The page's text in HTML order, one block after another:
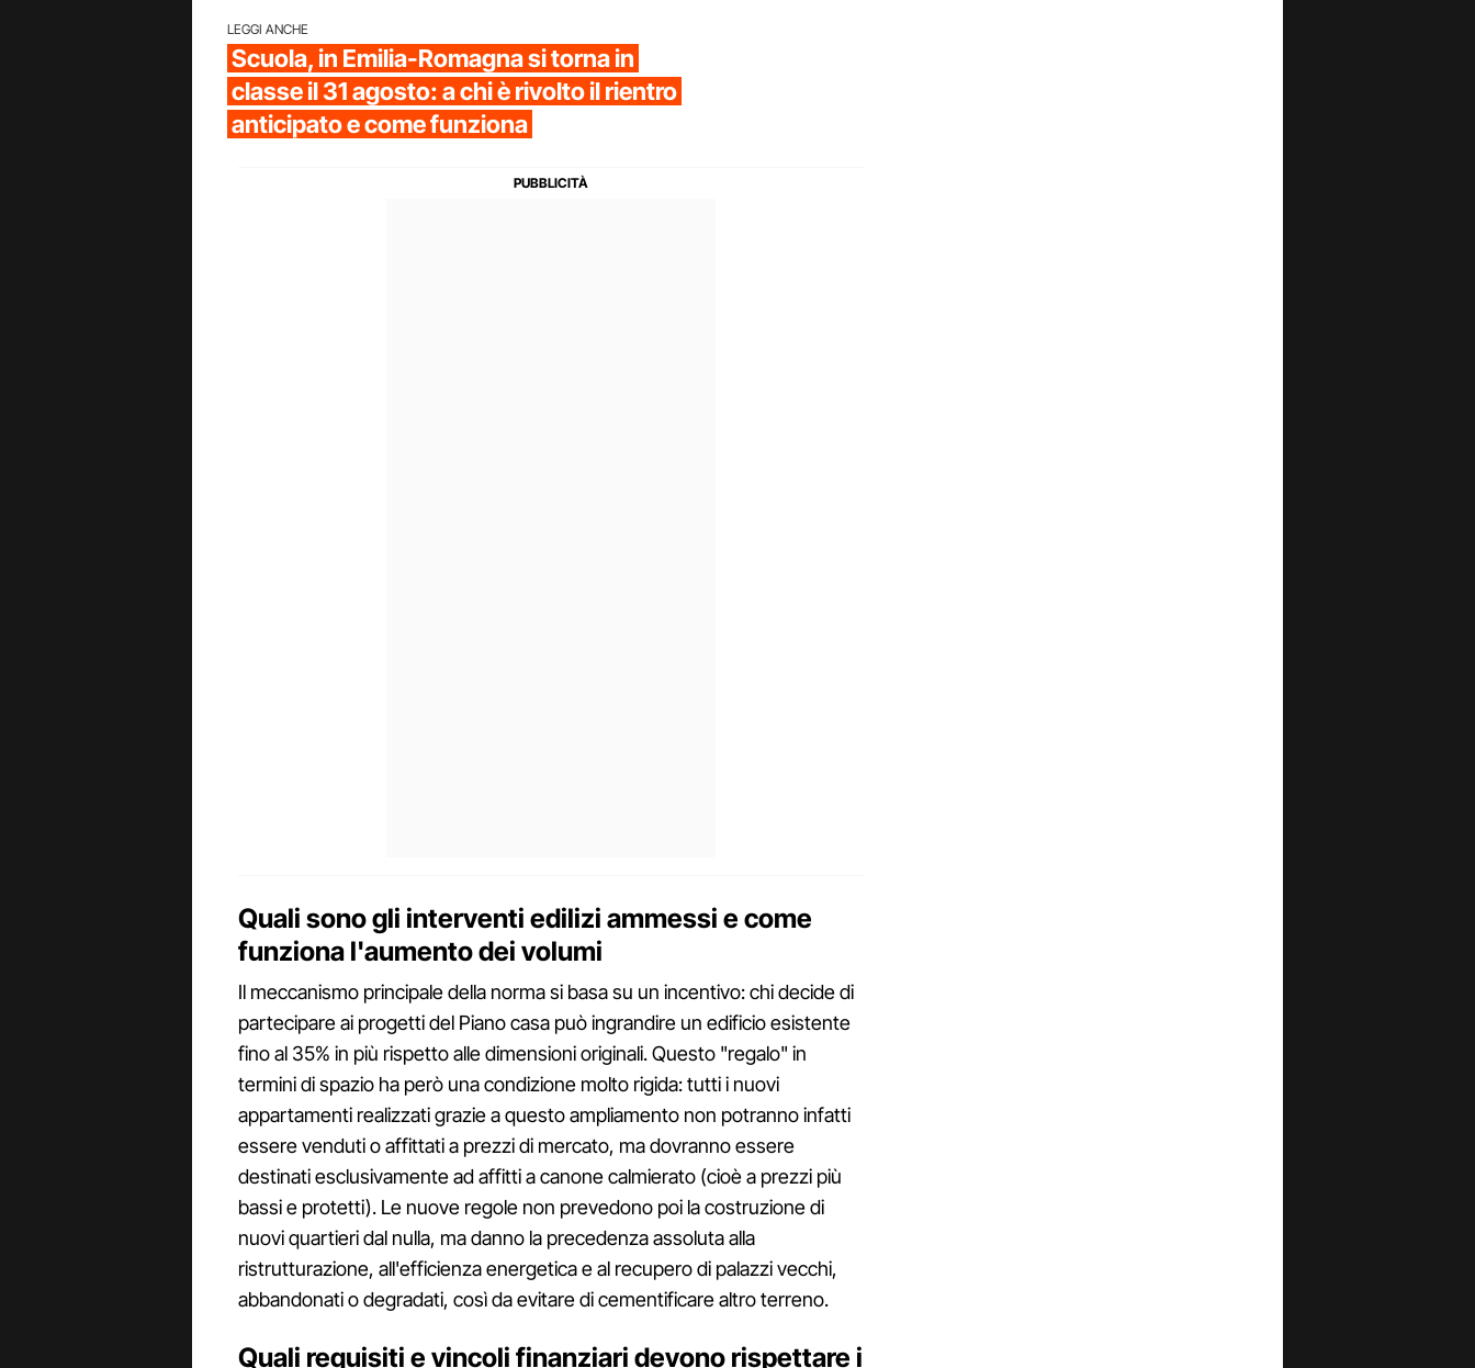
LEGGI ANCHE
Scuola, in Emilia-Romagna si torna in
classe il 31 agosto: a chi è rivolto il rientro
anticipato e come funziona
Quali sono gli interventi edilizi ammessi e come
funziona l'aumento dei volumi
Il meccanismo principale della norma si basa su un incentivo: chi decide di
partecipare ai progetti del Piano casa può ingrandire un edificio esistente
fino al 35% in più rispetto alle dimensioni originali. Questo "regalo" in
termini di spazio ha però una condizione molto rigida: tutti i nuovi
appartamenti realizzati grazie a questo ampliamento non potranno infatti
essere venduti o affittati a prezzi di mercato, ma dovranno essere
destinati esclusivamente ad affitti a canone calmierato (cioè a prezzi più
bassi e protetti). Le nuove regole non prevedono poi la costruzione di
nuovi quartieri dal nulla, ma danno la precedenza assoluta alla
ristrutturazione, all'efficienza energetica e al recupero di palazzi vecchi,
abbandonati o degradati, così da evitare di cementificare altro terreno.
Quali requisiti e vincoli finanziari devono rispettare i